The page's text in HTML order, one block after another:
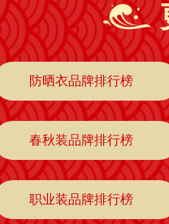
防晒衣品牌排行榜
春秋装品牌排行榜
职业装品牌排行榜